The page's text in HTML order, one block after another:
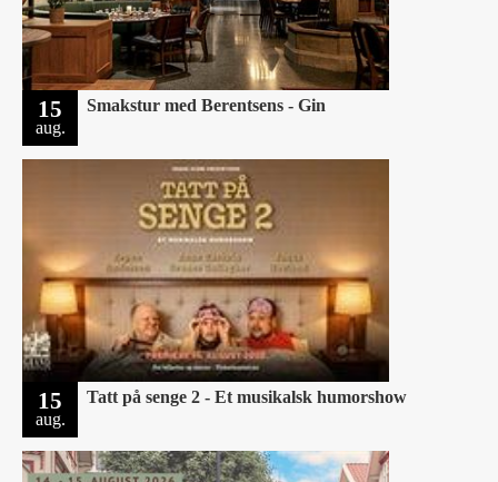
15
aug.
Smakstur med Berentsens - Gin
15
aug.
Tatt på senge 2 - Et musikalsk humorshow